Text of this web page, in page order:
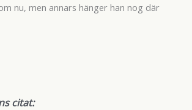
nu, men annars hänger han nog där
citat: